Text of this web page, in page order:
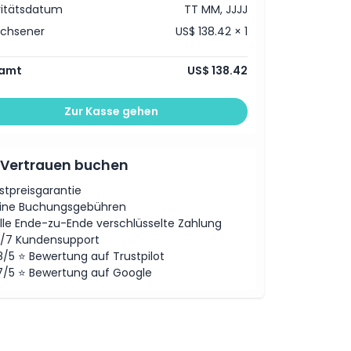
TT MM, JJJJ
US$ 138.42 × 1
US$ 138.42
Zur Kasse gehen
buchen
Buchungsgebühren
Ende-zu-Ende verschlüsselte Zahlung
7 Kundensupport
5 ⭐ Bewertung auf Trustpilot
5 ⭐ Bewertung auf Google